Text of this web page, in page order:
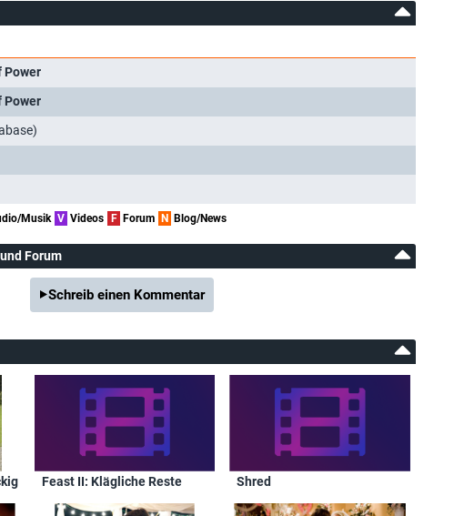
Power
Power
Musik V Videos F Forum N Blog/News
Forum
Schreib einen Kommentar
Feast II: Klägliche Reste Shred